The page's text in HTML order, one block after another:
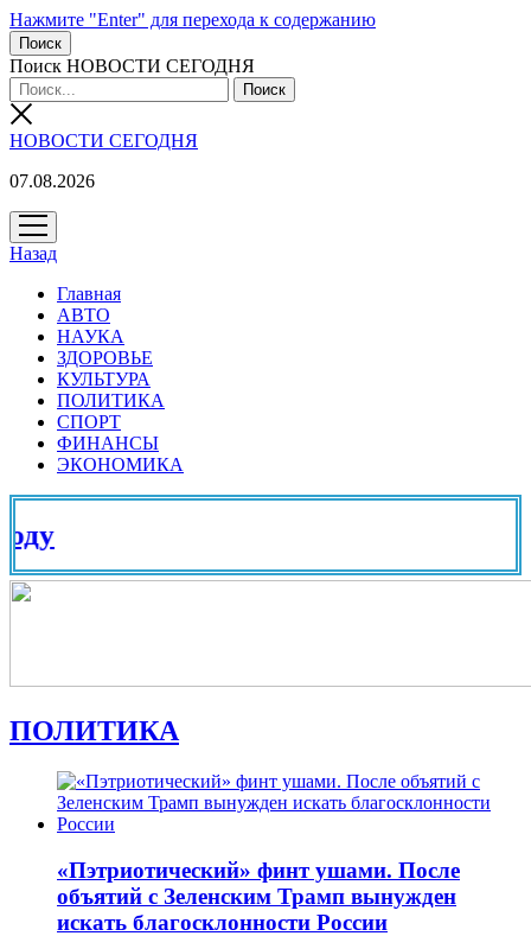
Нажмите "Enter" для перехода к содержанию
Поиск
Поиск НОВОСТИ СЕГОДНЯ
НОВОСТИ СЕГОДНЯ
07.08.2026
открыть
меню
Назад
Главная
АВТО
НАУКА
ЗДОРОВЬЕ
КУЛЬТУРА
ПОЛИТИКА
СПОРТ
ФИНАНСЫ
ЭКОНОМИКА
ПОЛИТИКА
«Пэтриотический» финт ушами. После
объятий с Зеленским Трамп вынужден
искать благосклонности России